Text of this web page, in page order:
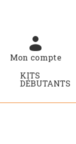
Mon compte
KITS
DÉBUTANTS